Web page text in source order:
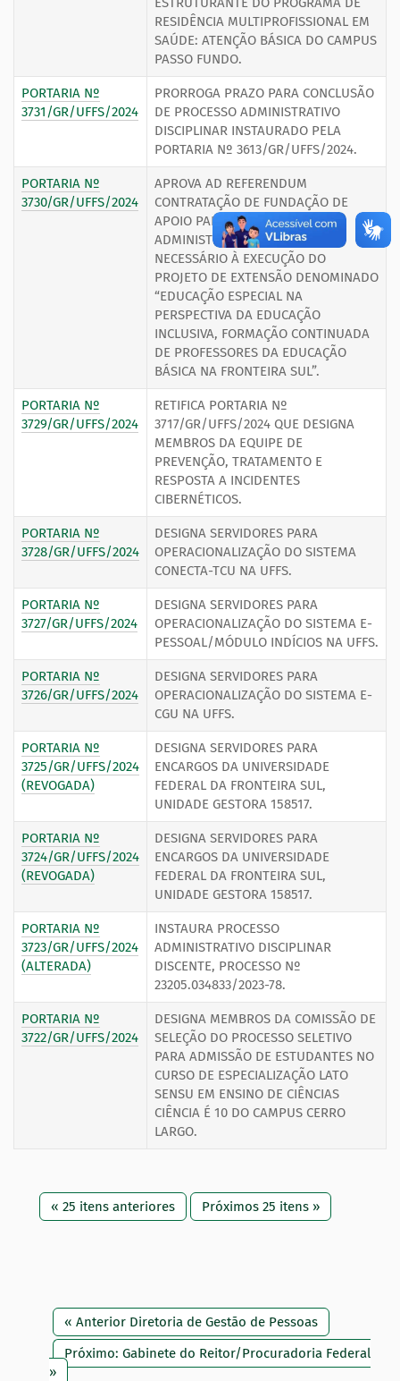
RESIDÊNCIA MULTIPROFISSIONAL EM
SAÚDE: ATENÇÃO BÁSICA DO CAMPUS
PASSO FUNDO.
PORTARIA Nº
3731/GR/UFFS/2024
PRORROGA PRAZO PARA CONCLUSÃO
DE PROCESSO ADMINISTRATIVO
DISCIPLINAR INSTAURADO PELA
PORTARIA Nº 3613/GR/UFFS/2024.
PORTARIA Nº
3730/GR/UFFS/2024
APROVA AD REFERENDUM
CONTRATAÇÃO DE FUNDAÇÃO DE
APOIO PARA GERENCIAMENTO
ADMINISTRATIVO E FINANCEIRO
NECESSÁRIO À EXECUÇÃO DO
PROJETO DE EXTENSÃO DENOMINADO
“EDUCAÇÃO ESPECIAL NA
PERSPECTIVA DA EDUCAÇÃO
INCLUSIVA, FORMAÇÃO CONTINUADA
DE PROFESSORES DA EDUCAÇÃO
BÁSICA NA FRONTEIRA SUL”.
PORTARIA Nº
3729/GR/UFFS/2024
RETIFICA PORTARIA Nº
3717/GR/UFFS/2024 QUE DESIGNA
MEMBROS DA EQUIPE DE
PREVENÇÃO, TRATAMENTO E
RESPOSTA A INCIDENTES
CIBERNÉTICOS.
PORTARIA Nº
3728/GR/UFFS/2024
DESIGNA SERVIDORES PARA
OPERACIONALIZAÇÃO DO SISTEMA
CONECTA-TCU NA UFFS.
PORTARIA Nº
3727/GR/UFFS/2024
DESIGNA SERVIDORES PARA
OPERACIONALIZAÇÃO DO SISTEMA E-
PESSOAL/MÓDULO INDÍCIOS NA UFFS.
PORTARIA Nº
3726/GR/UFFS/2024
DESIGNA SERVIDORES PARA
OPERACIONALIZAÇÃO DO SISTEMA E-
CGU NA UFFS.
PORTARIA Nº
3725/GR/UFFS/2024
(REVOGADA)
DESIGNA SERVIDORES PARA
ENCARGOS DA UNIVERSIDADE
FEDERAL DA FRONTEIRA SUL,
UNIDADE GESTORA 158517.
PORTARIA Nº
3724/GR/UFFS/2024
(REVOGADA)
DESIGNA SERVIDORES PARA
ENCARGOS DA UNIVERSIDADE
FEDERAL DA FRONTEIRA SUL,
UNIDADE GESTORA 158517.
PORTARIA Nº
3723/GR/UFFS/2024
(ALTERADA)
INSTAURA PROCESSO
ADMINISTRATIVO DISCIPLINAR
DISCENTE, PROCESSO Nº
23205.034833/2023-78.
PORTARIA Nº
3722/GR/UFFS/2024
DESIGNA MEMBROS DA COMISSÃO DE
SELEÇÃO DO PROCESSO SELETIVO
PARA ADMISSÃO DE ESTUDANTES NO
CURSO DE ESPECIALIZAÇÃO LATO
SENSU EM ENSINO DE CIÊNCIAS
CIÊNCIA É 10 DO CAMPUS CERRO
LARGO.
« 25 itens anteriores Próximos 25 itens »
« Anterior Diretoria de Gestão de Pessoas
Próximo: Gabinete do Reitor/Procuradoria Federal
»